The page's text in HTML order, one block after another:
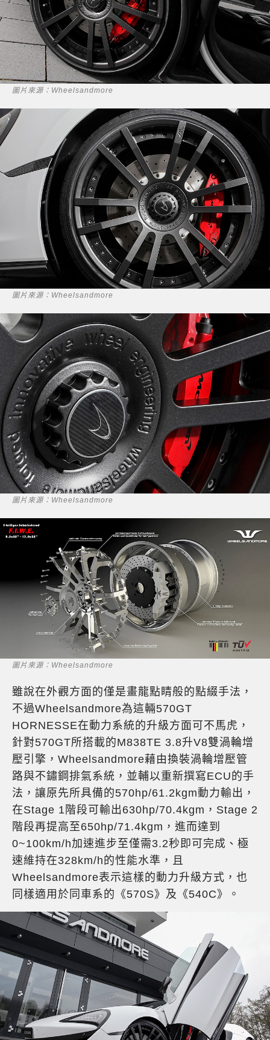
圖片來源：Wheelsandmore
圖片來源：Wheelsandmore
圖片來源：Wheelsandmore
圖片來源：Wheelsandmore
雖說在外觀方面的僅是畫龍點睛般的點綴手法，
不過Wheelsandmore為這輛570GT
HORNESSE在動力系統的升級方面可不馬虎，
針對570GT所搭載的M838TE 3.8升V8雙渦輪增
壓引擎，Wheelsandmore藉由換裝渦輪增壓管
路與不鏽鋼排氣系統，並輔以重新撰寫ECU的手
法，讓原先所具備的570hp/61.2kgm動力輸出，
在Stage 1階段可輸出630hp/70.4kgm，Stage 2
階段再提高至650hp/71.4kgm，進而達到
0~100km/h加速進步至僅需3.2秒即可完成、極
速維持在328km/h的性能水準，且
Wheelsandmore表示這樣的動力升級方式，也
同樣適用於同車系的《570S》及《540C》。